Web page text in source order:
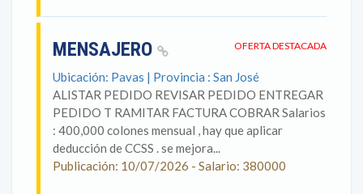
OFERTA DESTACADA
MENSAJERO
Ubicación: Pavas | Provincia : San José
ALISTAR PEDIDO REVISAR PEDIDO ENTREGAR
PEDIDO T RAMITAR FACTURA COBRAR Salarios
: 400,000 colones mensual , hay que aplicar
deducción de CCSS . se mejora...
Publicación: 10/07/2026 - Salario: 380000